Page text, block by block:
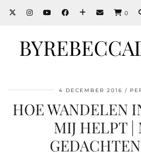
0
4 DECEMBER 2016
HOE WANDELEN
MIJ HELPT |